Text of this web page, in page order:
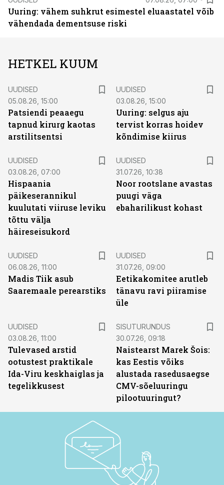
Uuring: vähem suhkrut esimestel eluaastatel võib
vähendada dementsuse riski
HETKEL KUUM
UUDISED
05.08.26, 15:00
Patsiendi peaaegu
tapnud kirurg kaotas
arstilitsentsi
UUDISED
03.08.26, 15:00
Uuring: selgus aju
tervist korras hoidev
kõndimise kiirus
UUDISED
03.08.26, 07:00
Hispaania
päikeserannikul
kuulutati viiruse leviku
tõttu välja
häireseisukord
UUDISED
31.07.26, 10:38
Noor rootslane avastas
puugi väga
ebaharilikust kohast
UUDISED
06.08.26, 11:00
Madis Tiik asub
Saaremaale perearstiks
UUDISED
31.07.26, 09:00
Eetikakomitee arutleb
tänavu ravi piiramise
üle
UUDISED
03.08.26, 11:00
Tulevased arstid
ootustest praktikale
Ida-Viru keskhaiglas ja
tegelikkusest
SISUTURUNDUS
30.07.26, 09:18
Naistearst Marek Šois:
kas Eestis võiks
alustada rasedusaegse
CMV-sõeluuringu
pilootuuringut?